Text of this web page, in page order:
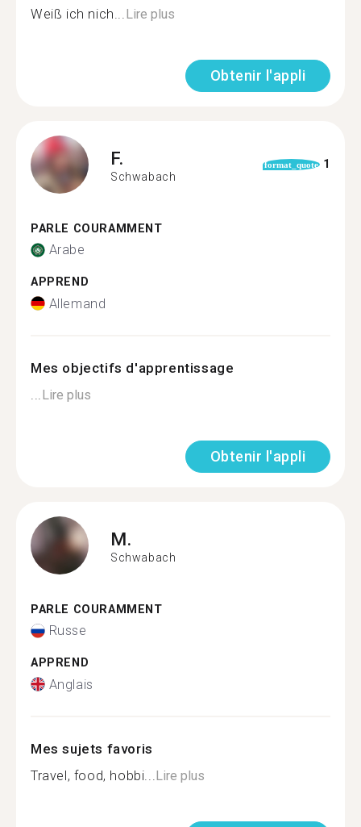
Weiß ich nich... Lire plus
Obtenir l'appli
F.
Schwabach
format_quote 1
PARLE COURAMMENT
Arabe
APPREND
Allemand
Mes objectifs d'apprentissage
Lire plus
Obtenir l'appli
M.
Schwabach
PARLE COURAMMENT
Russe
APPREND
Anglais
Mes sujets favoris
Travel, food, hobbi... Lire plus